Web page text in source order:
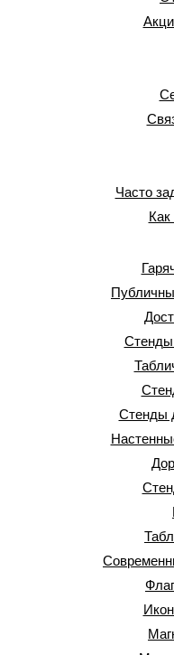
Часто
Стенды
Стенды